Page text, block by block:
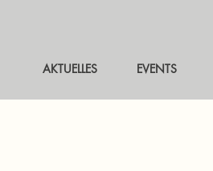
AKTUELLES EVENTS